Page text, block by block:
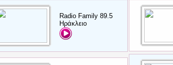
Radio Family 89.5
Ηράκλειο